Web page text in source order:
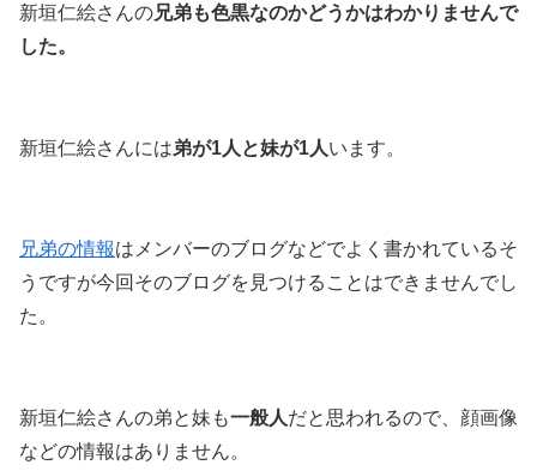
新垣仁絵さんの兄弟も色黒なのかどうかはわかりませんで
した。
新垣仁絵さんには弟が1人と妹が1人います。
兄弟の情報はメンバーのブログなどでよく書かれているそ
うですが今回そのブログを見つけることはできませんでし
た。
新垣仁絵さんの弟と妹も一般人だと思われるので、顔画像
などの情報はありません。